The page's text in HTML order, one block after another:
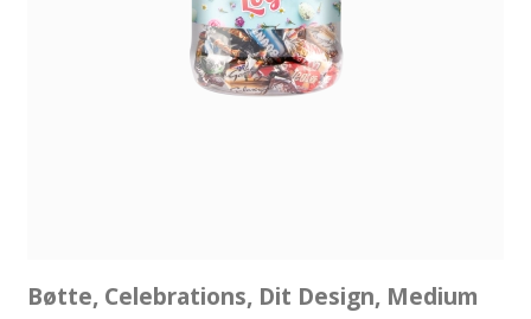
Bøtte, Celebrations, Dit Design, Medium